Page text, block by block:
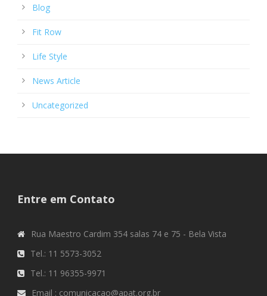
Blog
Fit Row
Life Style
News Article
Uncategorized
Entre em Contato
Rua Maestro Cardim 354 salas 74 e 75 - Bela Vista
Tel.: 11 5573-3052
Tel.: 11 96355-9971
Email : comunicacao@apat.org.br